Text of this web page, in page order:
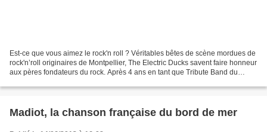
Est-ce que vous aimez le rock'n roll ? Véritables bêtes de scène mordues de
rock'n’roll originaires de Montpellier, The Electric Ducks savent faire honneur
aux pères fondateurs du rock. Après 4 ans en tant que Tribute Band du
Madiot, la chanson française du bord de mer